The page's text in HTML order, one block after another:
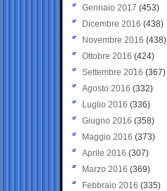
Gennaio 2017 (453)
Dicembre 2016 (438)
Novembre 2016 (438)
Ottobre 2016 (424)
Settembre 2016 (367)
Agosto 2016 (332)
Luglio 2016 (336)
Giugno 2016 (358)
Maggio 2016 (373)
Aprile 2016 (307)
Marzo 2016 (369)
Febbraio 2016 (335)